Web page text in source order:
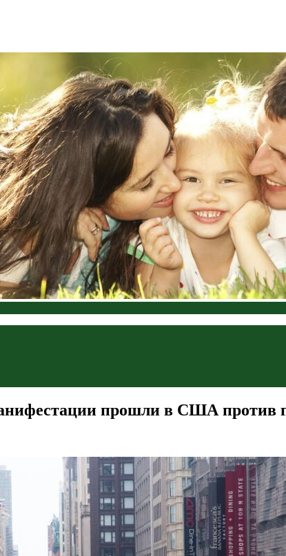
прошли в США против